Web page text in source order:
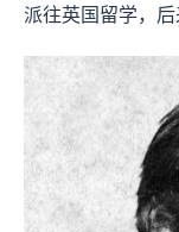
派往英国留学，后